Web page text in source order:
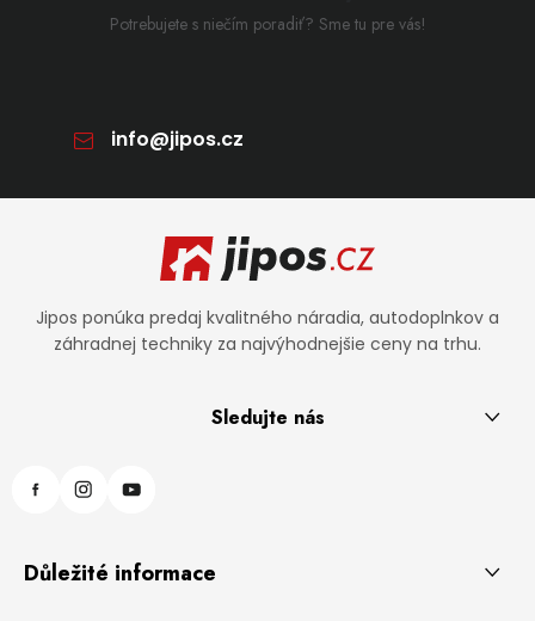
Potrebujete s niečím poradiť? Sme tu pre vás!
info@jipos.cz
Jipos ponúka predaj kvalitného náradia, autodoplnkov a
záhradnej techniky za najvýhodnejšie ceny na trhu.
Sledujte nás
Důležité informace